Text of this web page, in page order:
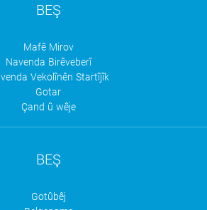
BEŞ
Mafê Mirov
Navenda Birêveberî
Vekolînên Startîjîk
Gotar
Çand û wêje
BEŞ
Gotûbêj